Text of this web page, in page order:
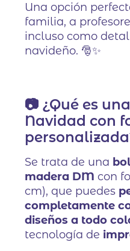
Una opción
familia, a
incluso como
navideño. 🎅✨
📷 ¿Qué es
Navidad con
Se trata de una
madera DM con
cm), que puedes
completamente
diseños a todo
tecnología de